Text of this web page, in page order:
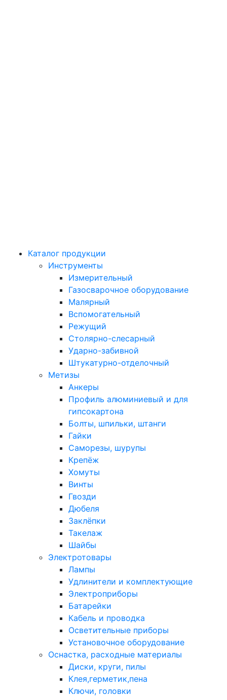
Каталог продукции
Инструменты
Измерительный
Газосварочное оборудование
Малярный
Вспомогательный
Режущий
Столярно-слесарный
Ударно-забивной
Штукатурно-отделочный
Метизы
Анкеры
Профиль алюминиевый и для
гипсокартона
Болты, шпильки, штанги
Гайки
Саморезы, шурупы
Крепёж
Хомуты
Винты
Гвозди
Дюбеля
Заклёпки
Такелаж
Шайбы
Электротовары
Лампы
Удлинители и комплектующие
Электроприборы
Батарейки
Кабель и проводка
Осветительные приборы
Установочное оборудование
Оснастка, расходные материалы
Диски, круги, пилы
Клея,герметик,пена
Ключи, головки